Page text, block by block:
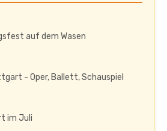
auf dem Wasen
- Oper, Ballett, Schauspiel
im Juli